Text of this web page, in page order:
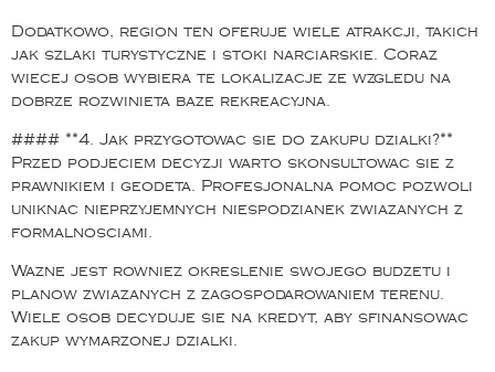
Dodatkowo, region ten oferuje wiele atrakcji, takich
jak szlaki turystyczne i stoki narciarskie. Coraz
wiecej osob wybiera te lokalizacje ze wzgledu na
dobrze rozwinieta baze rekreacyjna.
#### **4. Jak przygotowac sie do zakupu dzialki?**
Przed podjeciem decyzji warto skonsultowac sie z
prawnikiem i geodeta. Profesjonalna pomoc pozwoli
uniknac nieprzyjemnych niespodzianek zwiazanych z
formalnosciami.
Wazne jest rowniez okreslenie swojego budzetu i
planow zwiazanych z zagospodarowaniem terenu.
Wiele osob decyduje sie na kredyt, aby sfinansowac
zakup wymarzonej dzialki.